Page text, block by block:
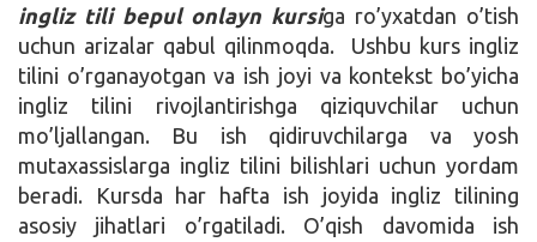
ingliz tili bepul onlayn kursiga ro’yxatdan o’tish
uchun arizalar qabul qilinmoqda. Ushbu kurs ingliz
tilini o’rganayotgan va ish joyi va kontekst bo’yicha
ingliz tilini rivojlantirishga qiziquvchilar uchun
mo’ljallangan. Bu ish qidiruvchilarga va yosh
mutaxassislarga ingliz tilini bilishlari uchun yordam
beradi. Kursda har hafta ish joyida ingliz tilining
asosiy jihatlari o’rgatiladi. O’qish davomida ish